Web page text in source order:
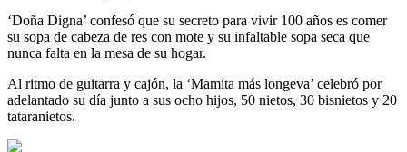
‘Doña Digna’ confesó que su secreto para vivir 100 años es comer
su sopa de cabeza de res con mote y su infaltable sopa seca que
nunca falta en la mesa de su hogar.
Al ritmo de guitarra y cajón, la ‘Mamita más longeva’ celebró por
adelantado su día junto a sus ocho hijos, 50 nietos, 30 bisnietos y 20
tataranietos.